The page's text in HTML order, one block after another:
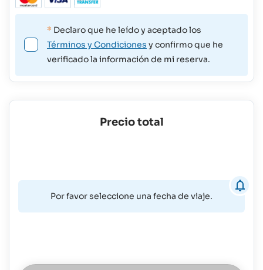
* Declaro que he leído y aceptado los
Términos y Condiciones y confirmo que he
verificado la información de mi reserva.
Precio total
Por favor seleccione una fecha de viaje.